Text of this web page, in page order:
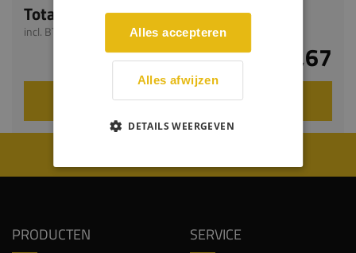
Totaal
incl. BTW
€ 13,67
VOEG TOE AAN WINKELWAGEN
PRODUCTEN SERVICE
Alles accepteren
Alles afwijzen
DETAILS WEERGEVEN